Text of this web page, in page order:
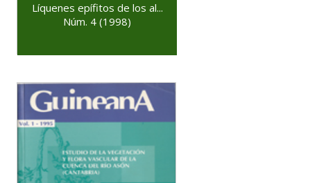
Líquenes epífitos de los al...
Núm. 4 (1998)